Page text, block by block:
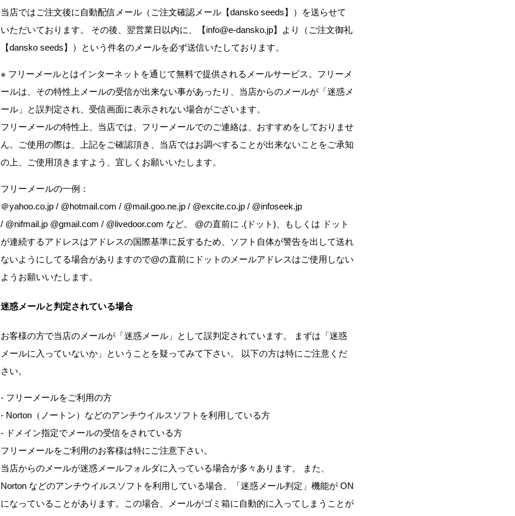
当店ではご注文後に自動配信メール（ご注文確認メール【dansko seeds】）を送らせて
いただいております。 その後、翌営業日以内に、【info@e-dansko.jp】より（ご注文御礼
【dansko seeds】）という件名のメールを必ず送信いたしております。
※ フリーメールとはインターネットを通じて無料で提供されるメールサービス。フリーメ
ールは、その特性上メールの受信が出来ない事があったり、当店からのメールが「迷惑メ
ール」と誤判定され、受信画面に表示されない場合がございます。
フリーメールの特性上、当店では、フリーメールでのご連絡は、おすすめをしておりませ
ん。ご使用の際は、上記をご確認頂き、当店ではお調べすることが出来ないことをご承知
の上、ご使用頂きますよう、宜しくお願いいたします。
フリーメールの一例：
＠yahoo.co.jp / @hotmail.com / @mail.goo.ne.jp / @excite.co.jp / @infoseek.jp
/ @nifmail.jp @gmail.com / @livedoor.com など。 @の直前に .(ドット)、もしくは ドット
が連続するアドレスはアドレスの国際基準に反するため、ソフト自体が警告を出して送れ
ないようにしてる場合がありますので@の直前にドットのメールアドレスはご使用しない
ようお願いいたします。
迷惑メールと判定されている場合
お客様の方で当店のメールが「迷惑メール」として誤判定されています。 まずは「迷惑
メールに入っていないか」ということを疑ってみて下さい。 以下の方は特にご注意くだ
さい。
- フリーメールをご利用の方
- Norton（ノートン）などのアンチウイルスソフトを利用している方
- ドメイン指定でメールの受信をされている方
フリーメールをご利用のお客様は特にご注意下さい。
当店からのメールが迷惑メールフォルダに入っている場合が多々あります。 また、
Norton などのアンチウイルスソフトを利用している場合、「迷惑メール判定」機能が ON
になっていることがあります。この場合、メールがゴミ箱に自動的に入ってしまうことが